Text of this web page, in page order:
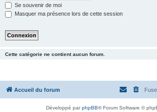
Se souvenir de moi
Masquer ma présence lors de cette session
Cette catégorie ne contient aucun forum.
Accueil du forum
Développé parphpBB® Forum Software ©